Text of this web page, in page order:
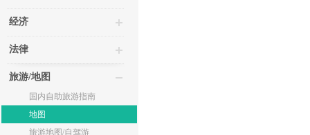
经济
法律
旅游/地图
国内自助旅游指南
地图
旅游地图/自驾游